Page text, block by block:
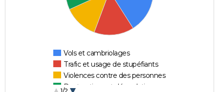
Vols et cambriolages
Trafic et usage de stupéfiants
Violences contre des personnes
Destructions et dégradations